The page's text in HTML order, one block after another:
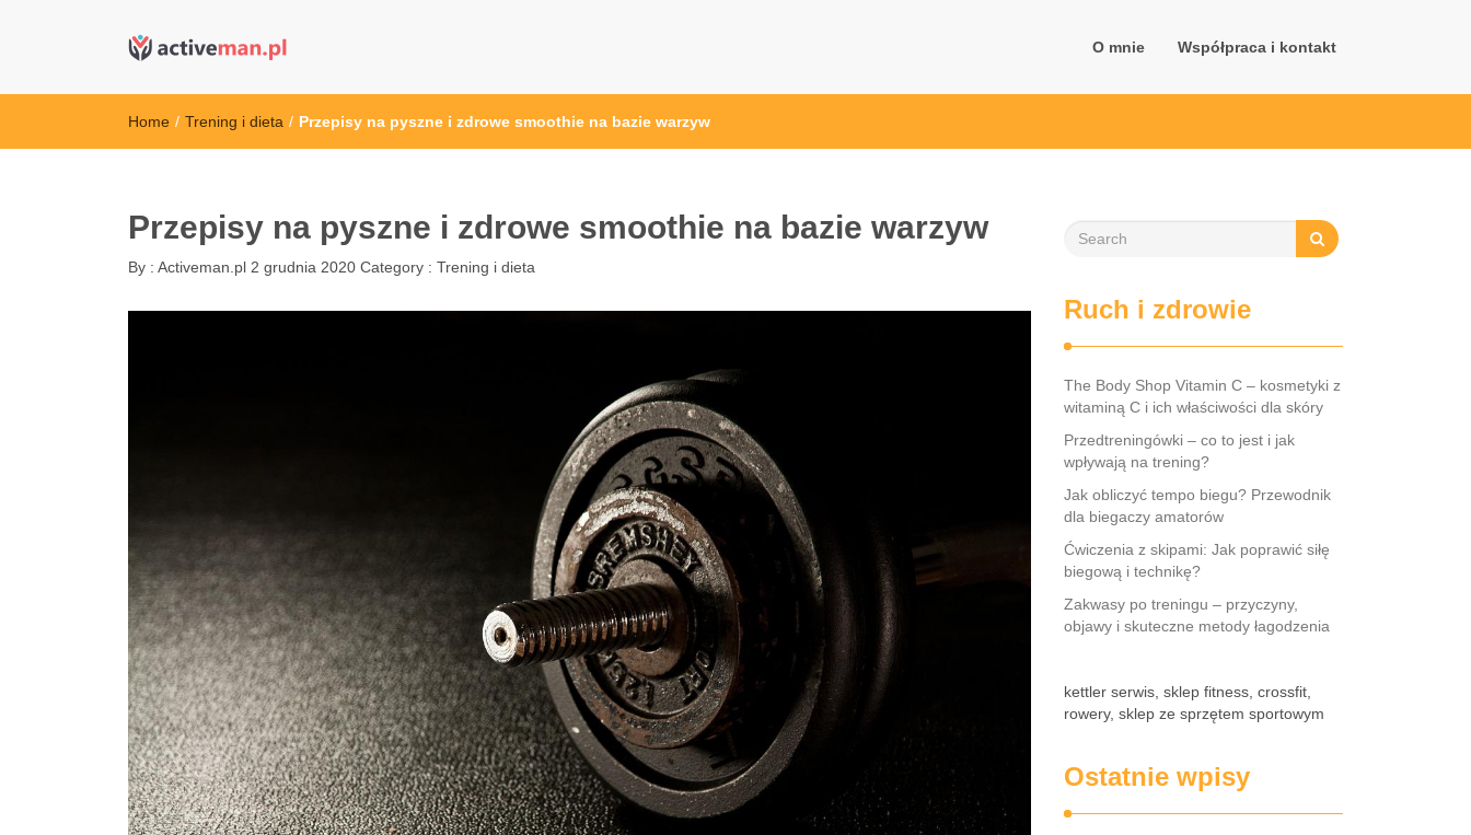
kettler serwis, sklep fitness, crossfit, rowery, sklep ze sprzętem sportowym
O mnie Współpraca i kontakt
Home / Trening i dieta / Przepisy na pyszne i zdrowe smoothie na bazie warzyw
Przepisy na pyszne i zdrowe smoothie na bazie warzyw
By : Activeman.pl 2 grudnia 2020 Category : Trening i dieta
Ruch i zdrowie
The Body Shop Vitamin C – kosmetyki z
witaminą C i ich właściwości dla skóry
Przedtreningówki – co to jest i jak
wpływają na trening?
Jak obliczyć tempo biegu? Przewodnik
dla biegaczy amatorów
Ćwiczenia z skipami: Jak poprawić siłę
biegową i technikę?
Zakwasy po treningu – przyczyny,
objawy i skuteczne metody łagodzenia
kettler serwis, sklep fitness, crossfit,
rowery, sklep ze sprzętem sportowym
Ostatnie wpisy